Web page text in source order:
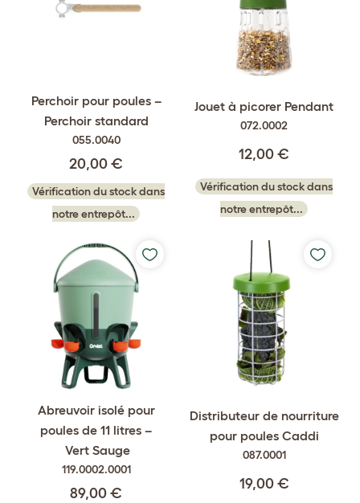
Perchoir pour poules –
Perchoir standard
055.0040
20,00 €
Vérification du stock dans
notre entrepôt...
Jouet à picorer Pendant
072.0002
12,00 €
Vérification du stock dans
notre entrepôt...
Abreuvoir isolé pour
poules de 11 litres –
Vert Sauge
119.0002.0001
89,00 €
Distributeur de nourriture
pour poules Caddi
087.0001
19,00 €